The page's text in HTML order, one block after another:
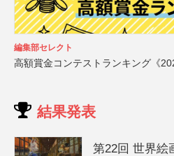
編集部セレクト
高額賞金コンテストランキング《
結果発表
第22回 世界絵